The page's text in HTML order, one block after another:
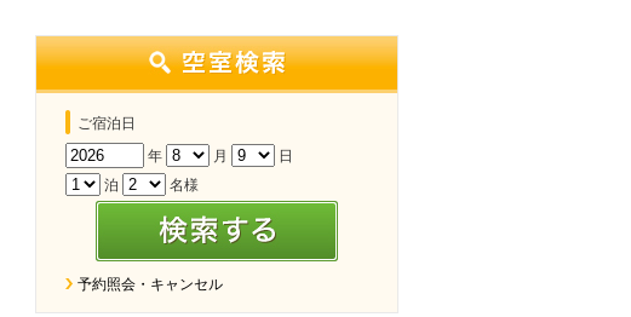
ご宿泊日
年
月
日
泊
名様
予約照会・キャンセル